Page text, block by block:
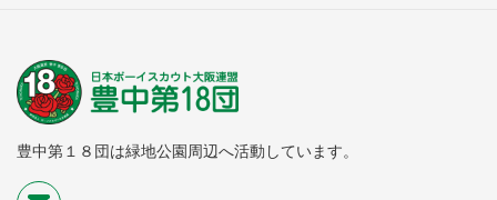
豊中第１８団は緑地公園周辺へ活動しています。